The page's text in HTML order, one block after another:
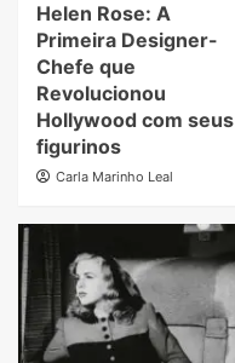
Helen Rose: A
Primeira Designer-
Chefe que
Revolucionou
Hollywood com seus
figurinos
Carla Marinho Leal